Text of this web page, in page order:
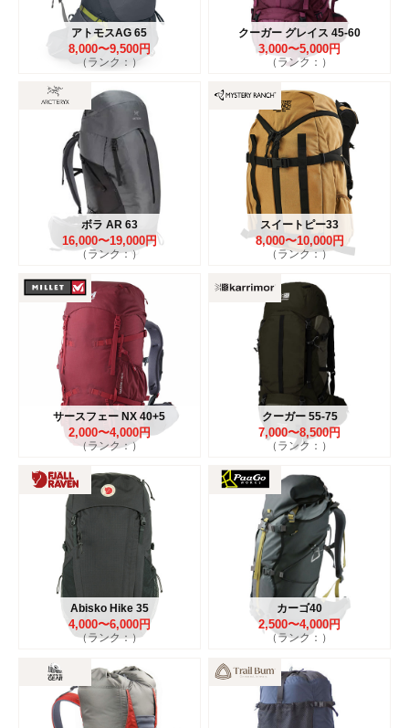
アトモスAG 65
8,000〜9,500円
（ランク：）
クーガー グレイス 45-60
3,000〜5,000円
（ランク：）
ボラ AR 63
16,000〜19,000円
（ランク：）
スイートピー33
8,000〜10,000円
（ランク：）
サースフェー NX 40+5
2,000〜4,000円
（ランク：）
クーガー 55-75
7,000〜8,500円
（ランク：）
Abisko Hike 35
4,000〜6,000円
（ランク：）
カーゴ40
2,500〜4,000円
（ランク：）